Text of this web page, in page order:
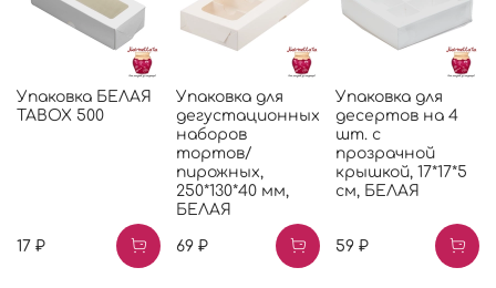
Упаковка БЕЛАЯ
TABOX 500
17 ₽
Упаковка для
дегустационных
наборов
тортов/
пирожных,
250*130*40 мм,
БЕЛАЯ
69 ₽
Упаковка для
десертов на 4
шт. с
прозрачной
крышкой, 17*17*5
см, БЕЛАЯ
59 ₽